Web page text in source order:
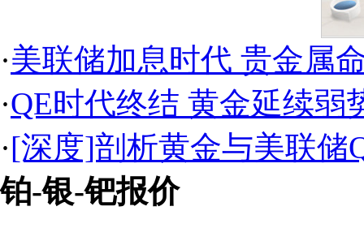
·美联储加息时代 贵金属
·QE时代终结 黄金延续弱
·[深度]剖析黄金与美联储
铂-银-钯报价